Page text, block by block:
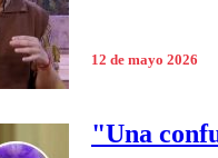
12 de mayo 2026
"Una